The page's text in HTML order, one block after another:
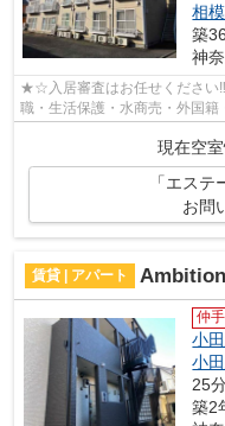
相
築
神
★☆入居審査はお任せください
職・生活保護・水商売・外国
現在空
「エス
お問
賃貸 | アパート
仲
小
小
25
築2